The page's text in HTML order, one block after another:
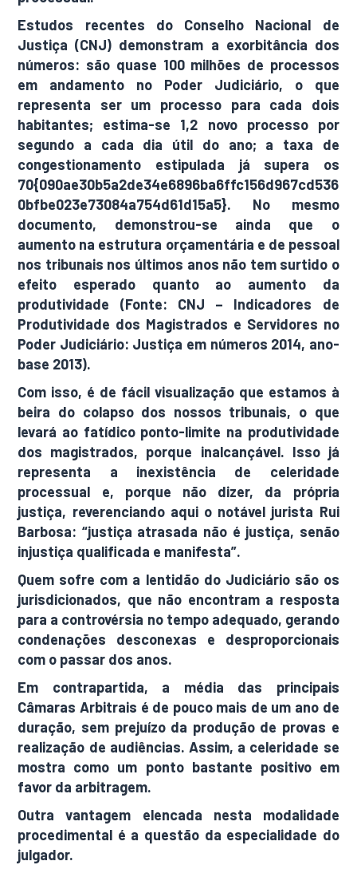
Estudos recentes do Conselho Nacional de
Justiça (CNJ) demonstram a exorbitância dos
números: são quase 100 milhões de processos
em andamento no Poder Judiciário, o que
representa ser um processo para cada dois
habitantes; estima-se 1,2 novo processo por
segundo a cada dia útil do ano; a taxa de
congestionamento estipulada já supera os
70{090ae30b5a2de34e6896ba6ffc156d967cd536
0bfbe023e73084a754d61d15a5}. No mesmo
documento, demonstrou-se ainda que o
aumento na estrutura orçamentária e de pessoal
nos tribunais nos últimos anos não tem surtido o
efeito esperado quanto ao aumento da
produtividade (Fonte: CNJ – Indicadores de
Produtividade dos Magistrados e Servidores no
Poder Judiciário: Justiça em números 2014, ano-
base 2013).
Com isso, é de fácil visualização que estamos à
beira do colapso dos nossos tribunais, o que
levará ao fatídico ponto-limite na produtividade
dos magistrados, porque inalcançável. Isso já
representa a inexistência de celeridade
processual e, porque não dizer, da própria
justiça, reverenciando aqui o notável jurista Rui
Barbosa: “justiça atrasada não é justiça, senão
injustiça qualificada e manifesta”.
Quem sofre com a lentidão do Judiciário são os
jurisdicionados, que não encontram a resposta
para a controvérsia no tempo adequado, gerando
condenações desconexas e desproporcionais
com o passar dos anos.
Em contrapartida, a média das principais
Câmaras Arbitrais é de pouco mais de um ano de
duração, sem prejuízo da produção de provas e
realização de audiências. Assim, a celeridade se
mostra como um ponto bastante positivo em
favor da arbitragem.
Outra vantagem elencada nesta modalidade
procedimental é a questão da especialidade do
julgador.